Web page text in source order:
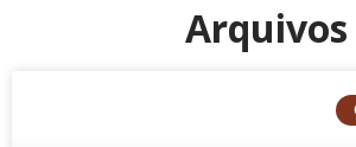
Arquivos